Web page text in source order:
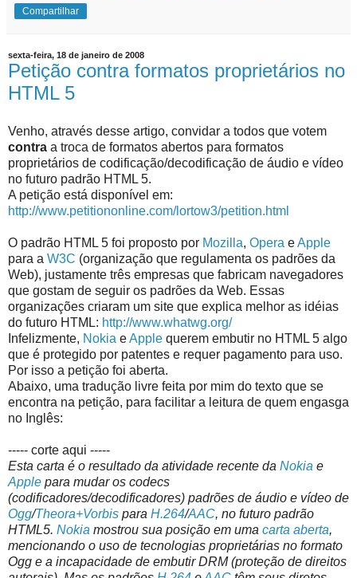
Compartilhar
sexta-feira, 18 de janeiro de 2008
Petição contra formatos proprietários no
HTML 5
Venho, através desse artigo, convidar a todos que votem
contra a troca de formatos abertos para formatos
proprietários de codificação/decodificação de áudio e vídeo
no futuro padrão HTML 5.
A petição está disponível em:
http://www.petitiononline.com/lortow3/petition.html
O padrão HTML 5 foi proposto por Mozilla, Opera eApple
para a W3C (organização que regulamenta os padrões da
Web), justamente três empresas que fabricam navegadores
que gostam de seguir os padrões da Web. Essas
organizações criaram um site que explica melhor as idéias
do futuro HTML: http://www.whatwg.org/
Infelizmente, Nokia eApple querem embutir no HTML 5 algo
que é protegido por patentes e requer pagamento para uso.
Por isso a petição foi aberta.
Abaixo, uma tradução livre feita por mim do texto que se
encontra na petição, para facilitar a leitura de quem engasga
no Inglês:
----- corte aqui -----
Esta carta é o resultado da atividade recente da Nokia e
Apple para mudar os codecs
(codificadores/decodificadores) padrões de áudio e vídeo de
Ogg/Theora+Vorbis para H.264/AAC, no futuro padrão
HTML5. Nokia mostrou sua posição em uma carta aberta,
mencionando o uso de tecnologias proprietárias no formato
Ogg e a incapacidade de embutir DRM (proteção de direitos